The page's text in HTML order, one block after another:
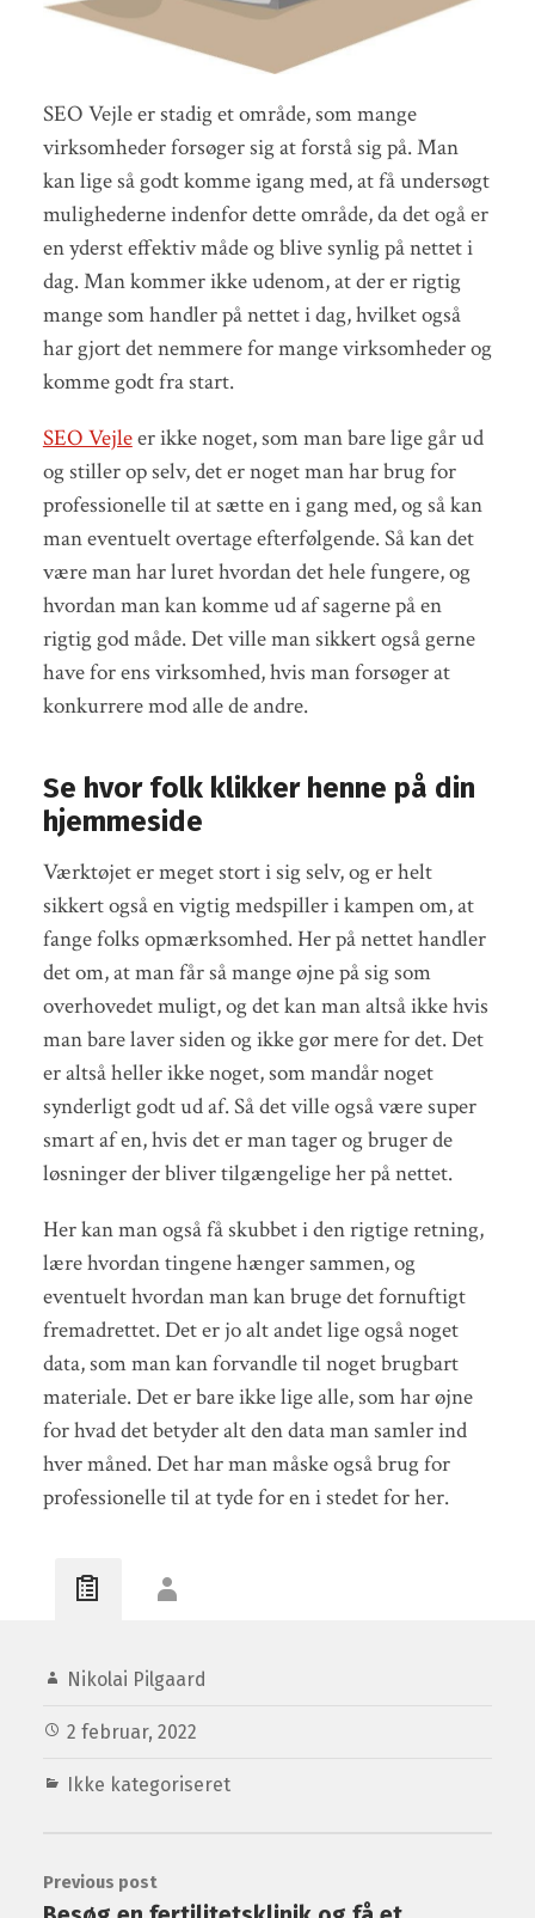
SEO Vejle er stadig et område, som mange
virksomheder forsøger sig at forstå sig på. Man
kan lige så godt komme igang med, at få undersøgt
mulighederne indenfor dette område, da det ogå er
en yderst effektiv måde og blive synlig på nettet i
dag. Man kommer ikke udenom, at der er rigtig
mange som handler på nettet i dag, hvilket også
har gjort det nemmere for mange virksomheder og
komme godt fra start.
SEO Vejleer ikke noget, som man bare lige går ud
og stiller op selv, det er noget man har brug for
professionelle til at sætte en i gang med, og så kan
man eventuelt overtage efterfølgende. Så kan det
være man har luret hvordan det hele fungere, og
hvordan man kan komme ud af sagerne på en
rigtig god måde. Det ville man sikkert også gerne
have for ens virksomhed, hvis man forsøger at
konkurrere mod alle de andre.
Se hvor folk klikker henne på din
hjemmeside
Værktøjet er meget stort i sig selv, og er helt
sikkert også en vigtig medspiller i kampen om, at
fange folks opmærksomhed. Her på nettet handler
det om, at man får så mange øjne på sig som
overhovedet muligt, og det kan man altså ikke hvis
man bare laver siden og ikke gør mere for det. Det
er altså heller ikke noget, som mandår noget
synderligt godt ud af. Så det ville også være super
smart af en, hvis det er man tager og bruger de
løsninger der bliver tilgængelige her på nettet.
Her kan man også få skubbet i den rigtige retning,
lære hvordan tingene hænger sammen, og
eventuelt hvordan man kan bruge det fornuftigt
fremadrettet. Det er jo alt andet lige også noget
data, som man kan forvandle til noget brugbart
materiale. Det er bare ikke lige alle, som har øjne
for hvad det betyder alt den data man samler ind
hver måned. Det har man måske også brug for
professionelle til at tyde for en i stedet for her.
Nikolai Pilgaard
2 februar, 2022
Ikke kategoriseret
Previous post